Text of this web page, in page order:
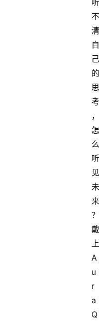
听
不
清
自
己
的
思
考
，
怎
么
听
见
未
来
？
戴
上
A
u
r
a
Q